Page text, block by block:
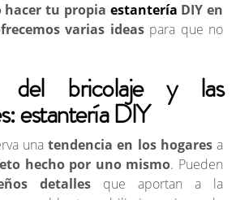
hacer tu propia estantería DIY en
varias ideaspara que no
del bricolaje y las
estantería DIY
unatendencia en los hogaresa
hecho por uno mismo. Pueden
detalles que aportan a la